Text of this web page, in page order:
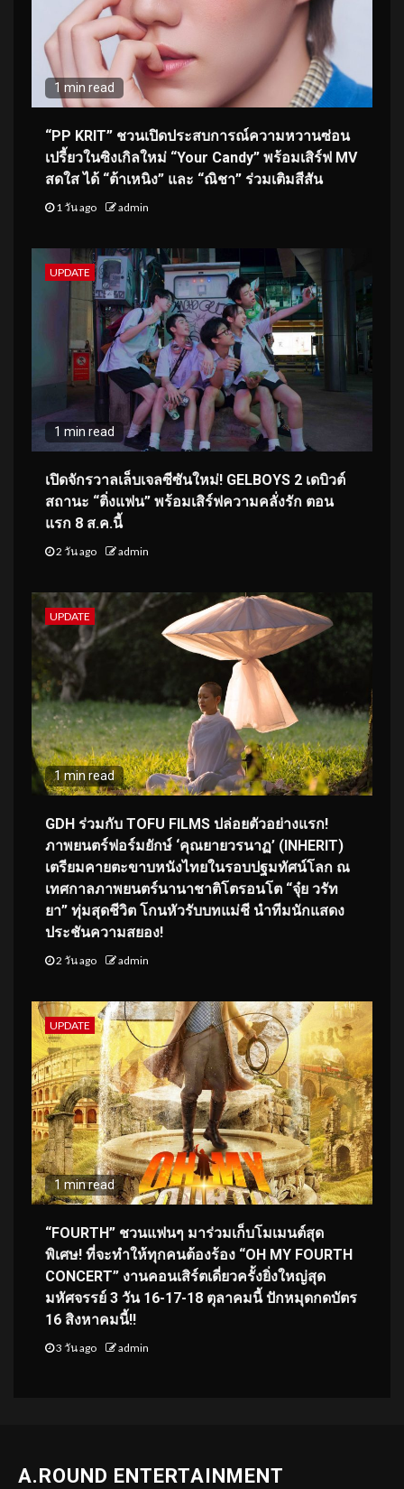
1 min read
“PP KRIT” ชวนเปิดประสบการณ์ความหวานซ่อน
เปรี้ยวในซิงเกิลใหม่ “Your Candy” พร้อมเสิร์ฟ MV
สดใส ได้ “ต้าเหนิง” และ “ณิชา” ร่วมเติมสีสัน
1 วัน ago admin
UPDATE
1 min read
เปิดจักรวาลเล็บเจลซีซันใหม่! GELBOYS 2 เดบิวต์
สถานะ “ติ่งแฟน” พร้อมเสิร์ฟความคลั่งรัก ตอน
แรก 8 ส.ค.นี้
2 วัน ago admin
UPDATE
1 min read
GDH ร่วมกับ TOFU FILMS ปล่อยตัวอย่างแรก!
ภาพยนตร์ฟอร์มยักษ์ ‘คุณยายวรนาฏ’ (INHERIT)
เตรียมคายตะขาบหนังไทยในรอบปฐมทัศน์โลก ณ
เทศกาลภาพยนตร์นานาชาติโตรอนโต “จุ๋ย วรัท
ยา” ทุ่มสุดชีวิต โกนหัวรับบทแม่ชี นำทีมนักแสดง
ประชันความสยอง!
2 วัน ago admin
UPDATE
1 min read
“FOURTH” ชวนแฟนๆ มาร่วมเก็บโมเมนต์สุด
พิเศษ! ที่จะทำให้ทุกคนต้องร้อง “OH MY FOURTH
CONCERT” งานคอนเสิร์ตเดี่ยวครั้งยิ่งใหญ่สุด
มหัศจรรย์ 3 วัน 16-17-18 ตุลาคมนี้ ปักหมุดกดบัตร
16 สิงหาคมนี้!!
3 วัน ago admin
A.ROUND ENTERTAINMENT